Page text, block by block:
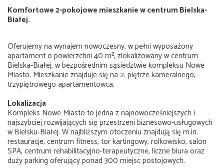
Komfortowe 2-pokojowe mieszkanie w centrum Bielska-
Białej.
Oferujemy na wynajem nowoczesny, w pełni wyposażony
apartament o powierzchni 40 m², zlokalizowany w centrum
Bielska-Białej, w bezpośrednim sąsiedztwie kompleksu Nowe
Miasto. Mieszkanie znajduje się na 2. piętrze kameralnego,
trzypiętrowego apartamentowca.
Lokalizacja
Kompleks Nowe Miasto to jedna z najnowocześniejszych i
najszybciej rozwijających się przestrzeni biznesowo-usługowych
w Bielsku-Białej. W najbliższym otoczeniu znajdują się m.in.
restauracje, centrum fitness, tor kartingowy, rolkowisko, salon
SPA, centrum rehabilitacyjno-terapeutyczne, liczne biura oraz
duży parking oferujący ponad 300 miejsc postojowych.